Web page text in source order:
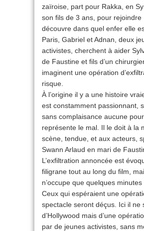
zaïroise, part pour Rakka, en
son fils de 3 ans, pour rejoindre
découvre dans quel enfer elle
Paris, Gabriel et Adnan, deux
activistes, cherchent à aider
de Faustine et fils d’un
imaginent une opération
risque.
À l’origine il y a une histoire
est constamment passionnant,
sans complaisance aucune
représente le mal. Il le doit à la
scène, tendue, et aux acteurs,
Swann Arlaud en mari de
L’exfiltration annoncée est
filigrane tout au long du film,
n’occupe que quelques minutes
Ceux qui espéraient une
spectacle seront déçus. Ici il ne
d’Hollywood mais d’une
par de jeunes activistes, sans